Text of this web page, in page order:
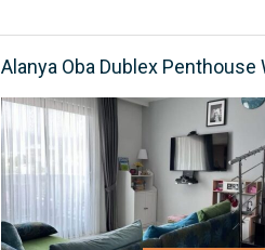
Alanya Oba Dublex